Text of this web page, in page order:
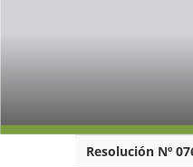
Resolución Nº